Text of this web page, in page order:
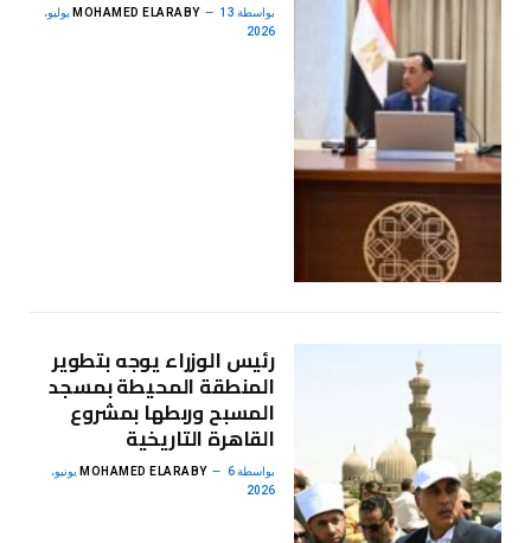
بواسطة MOHAMED ELARABY 13 يوليو،
2026
رئيس الوزراء يوجه بتطوير
المنطقة المحيطة بمسجد
المسبح وربطها بمشروع
القاهرة التاريخية
بواسطة MOHAMED ELARABY 6 يونيو،
2026